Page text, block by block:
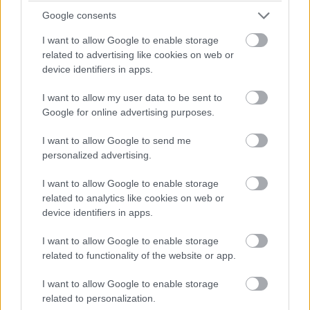
Google consents
I want to allow Google to enable storage
related to advertising like cookies on web or
device identifiers in apps.
I want to allow my user data to be sent to
Google for online advertising purposes.
I want to allow Google to send me
personalized advertising.
I want to allow Google to enable storage
related to analytics like cookies on web or
device identifiers in apps.
I want to allow Google to enable storage
related to functionality of the website or app.
I want to allow Google to enable storage
related to personalization.
kiállása lesz, hacsak nem jön egy hosszabb megszakítás,
lassú zóna, safety car, vagy ilyesmi.
harcoló lengyel autót. Nagyon szép versenyt teljesített az
Inter Europol, minden elismerést megérdemelnek.
Amit viszont le lehetne, az Frijns 10 másodperces
WRT emelőjével, így az utolsó kerékcserénél valamennyit
biztosan veszítenek majd.